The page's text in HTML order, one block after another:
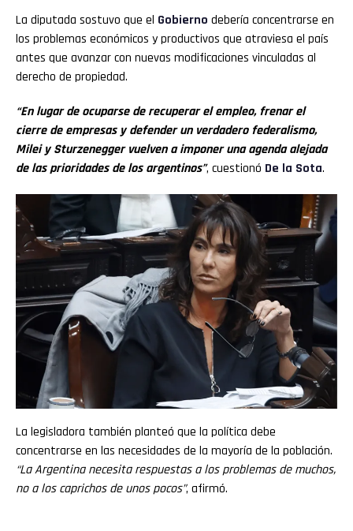
La diputada sostuvo que el Gobierno debería concentrarse en
los problemas económicos y productivos que atraviesa el país
antes que avanzar con nuevas modificaciones vinculadas al
derecho de propiedad.
“En lugar de ocuparse de recuperar el empleo, frenar el
cierre de empresas y defender un verdadero federalismo,
Milei y Sturzenegger vuelven a imponer una agenda alejada
de las prioridades de los argentinos”, cuestionó De la Sota.
La legisladora también planteó que la política debe
concentrarse en las necesidades de la mayoría de la población.
“La Argentina necesita respuestas a los problemas de muchos,
no a los caprichos de unos pocos”, afirmó.